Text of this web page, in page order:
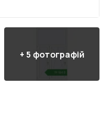
+ 5 фотографій